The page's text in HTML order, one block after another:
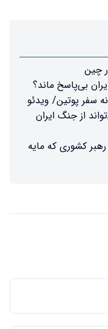
چین
بی‌پاسخ ماند؟
سفر پوتین/ ویدئو
از جنگ ایران
رهبر کشوری که مایه